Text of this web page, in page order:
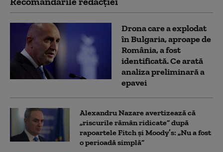
Drona care a explodat
în Bulgaria, aproape de
România, a fost
identificată. Ce arată
analiza preliminară a
epavei
Alexandru Nazare avertizează că
„riscurile rămân ridicate” după
rapoartele Fitch și Moody’s: „Nu a fost
o perioadă simplă”